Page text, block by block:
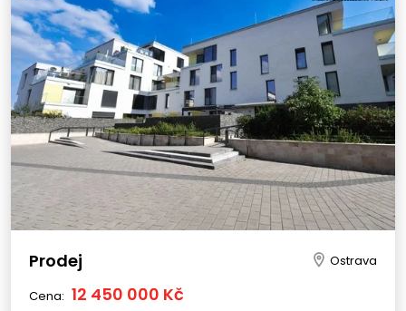
Prodej Ostrava
Cena: 12 450 000 Kč